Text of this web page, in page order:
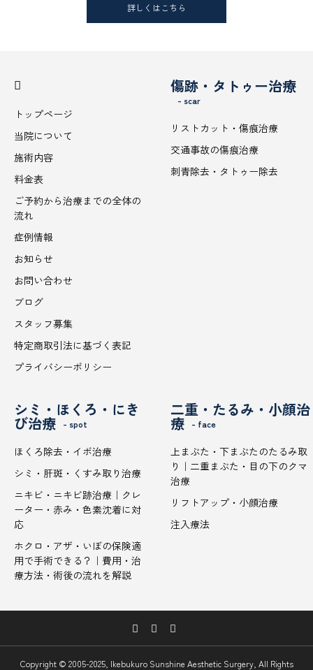
詳しくはこちら
トップページ
当院について
施術内容
料金表
ご予約から治療までの全体の
流れ
症例情報
お知らせ
お問い合わせ
ブログ
スタッフ募集
特定商取引法に基づく表記
プライバシーポリシー
傷跡・タトゥー治療
- scar
リストカット・傷痕治療
交通事故の傷痕治療
刺青除去・タトゥー除去
シミ・ほくろ・にき
び治療 - spot
ほくろ除去・イボ治療
シミ・肝斑・くすみ取り治療
ニキビ・ニキビ跡治療｜クレ
ーター・赤み・色素沈着に対
応
ホクロ・アザ・いぼの保険適
用で手術できる？｜費用・治
療方法・術後の流れを解説
二重・たるみ・小顔治
療 - face
上まぶた・下まぶたのたるみ取
り｜二重まぶた・目の下のクマ
治療
リフトアップ・小顔治療
注入療法
Copyright © 2005-2025, Ikebukuro Sunshine Aesthetic Surgery, All Rights